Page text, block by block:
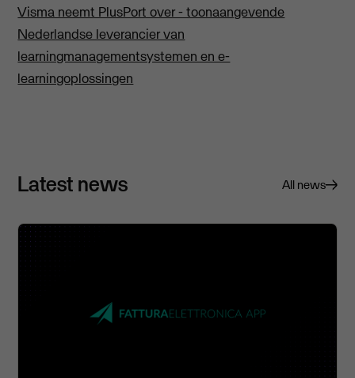
Visma neemt PlusPort over - toonaangevende
Nederlandse leverancier van
learningmanagementsystemen en e-
learningoplossingen
Latest news All news